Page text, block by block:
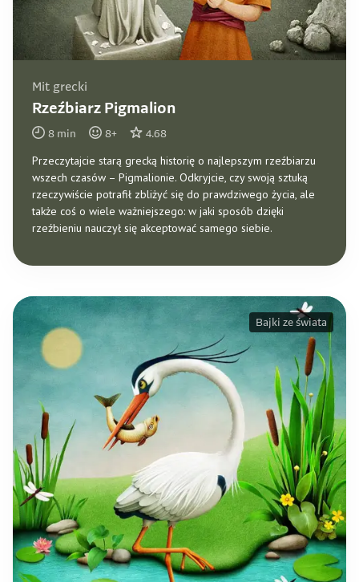
Mit grecki
Rzeźbiarz Pigmalion
8 min 8+ 4.68
Przeczytajcie starą grecką historię o najlepszym rzeźbiarzu
wszech czasów – Pigmalionie. Odkryjcie, czy swoją sztuką
rzeczywiście potrafił zbliżyć się do prawdziwego życia, ale
także coś o wiele ważniejszego: w jaki sposób dzięki
rzeźbieniu nauczył się akceptować samego siebie.
Bajki ze świata